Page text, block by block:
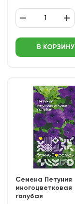
В КОРЗИНУ
Семена Петуния
многоцветковая
голубая